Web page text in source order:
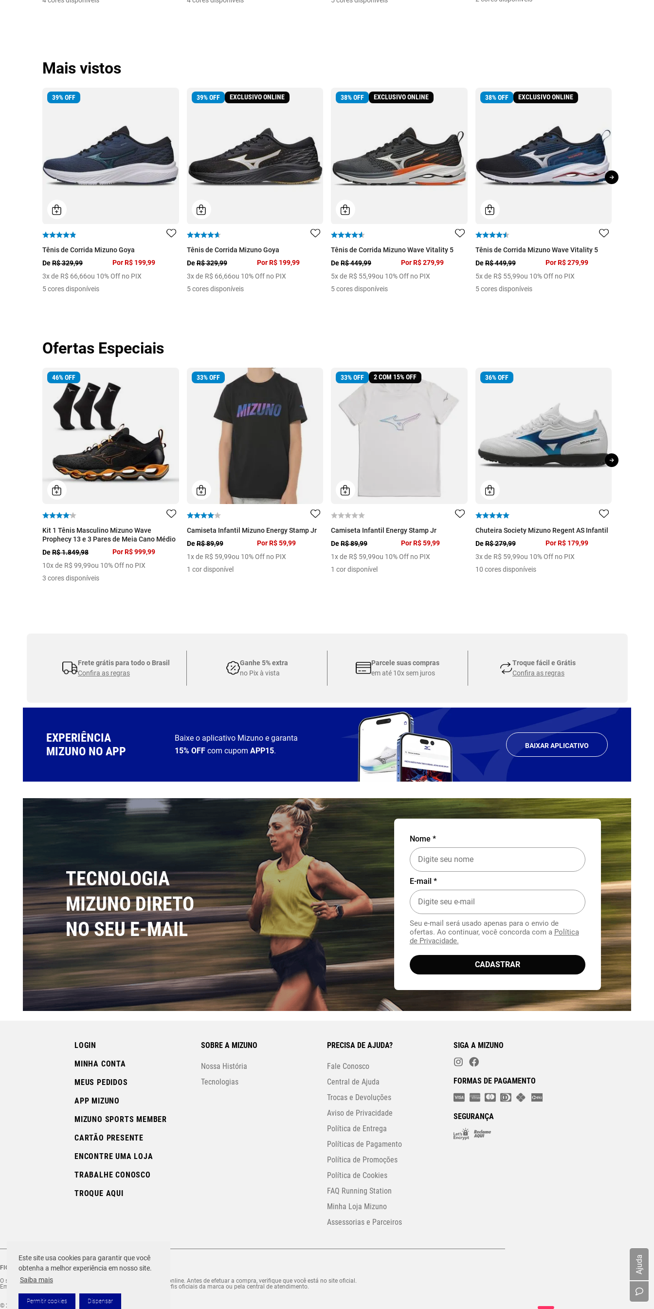
Este site usa cookies para garantir que você
obtenha a melhor experiência em nosso site.
Saiba mais
Permitir cookies Dispensar
Ajuda
Mais vistos
39%OFF
Tênis de Corrida Mizuno Goya
DeR$ 329,99
3x de R$ 66,66ou 10% Off no PIX
Por R$ 199,99
5 cores disponíveis
39%OFF EXCLUSIVO ONLINE
Tênis de Corrida Mizuno Goya
DeR$ 329,99
3x de R$ 66,66ou 10% Off no PIX
Por R$ 199,99
5 cores disponíveis
38%OFF EXCLUSIVO ONLINE
Tênis de Corrida Mizuno Wave Vitality 5
DeR$ 449,99
5x de R$ 55,99ou 10% Off no PIX
Por R$ 279,99
5 cores disponíveis
38%OFF EXCLUSIVO ONLINE
Tênis de Corrida Mizuno Wave Vitality 5
DeR$ 449,99
5x de R$ 55,99ou 10% Off no PIX
Por R$ 279,99
5 cores disponíveis
Ofertas Especiais
46%OFF
Kit 1 Tênis Masculino Mizuno Wave
Prophecy 13 e 3 Pares de Meia Cano Médio
DeR$ 1.849,98
10x de R$ 99,99ou 10% Off no PIX
Por R$ 999,99
3 cores disponíveis
33%OFF
Camiseta Infantil Mizuno Energy Stamp Jr
DeR$ 89,99
1x de R$ 59,99ou 10% Off no PIX
Por R$ 59,99
1 cor disponível
33%OFF 2 COM 15% OFF
Camiseta Infantil Energy Stamp Jr
DeR$ 89,99
1x de R$ 59,99ou 10% Off no PIX
Por R$ 59,99
1 cor disponível
36%OFF
Chuteira Society Mizuno Regent AS Infantil
DeR$ 279,99
3x de R$ 59,99ou 10% Off no PIX
Por R$ 179,99
10 cores disponíveis
Frete grátis para todo o Brasil
Confira as regras
Ganhe 5% extra
no Pix à vista
Parcele suas compras
em até 10x sem juros
Troque fácil e Grátis
Confira as regras
EXPERIÊNCIA
MIZUNO NO APP
Baixe o aplicativo Mizuno e garanta
15% OFF com cupomAPP15.
BAIXAR APLICATIVO
TECNOLOGIA
MIZUNO DIRETO
NO SEU E-MAIL
Nome *
E-mail *
Seu e-mail será usado apenas para o envio de
ofertas. Ao continuar, você concorda com a Política
de Privacidade.
CADASTRAR
LOGIN
MINHA CONTA
MEUS PEDIDOS
APP MIZUNO
MIZUNO SPORTS MEMBER
CARTÃO PRESENTE
ENCONTRE UMA LOJA
TRABALHE CONOSCO
TROQUE AQUI
SOBRE A MIZUNO
Nossa História
Tecnologias
PRECISA DE AJUDA?
Fale Conosco
Central de Ajuda
Trocas e Devoluções
Aviso de Privacidade
Política de Entrega
Políticas de Pagamento
Política de Promoções
Política de Cookies
FAQ Running Station
Minha Loja Mizuno
Assessorias e Parceiros
SIGA A MIZUNO
FORMAS DE PAGAMENTO
SEGURANÇA
FIQUE ATENTO ÀS FRAUDES!
O site Mizuno.com.br é o site exclusivo da marca para compras online. Antes de efetuar a compra, verifique que você está no site oficial.
Em caso de dúvida ou comunicação suspeita, se informe nos perfis oficiais da marca ou pela central de atendimento.
© 2026 MIZUNO TODOS OS DIREITOS RESERVADOS.